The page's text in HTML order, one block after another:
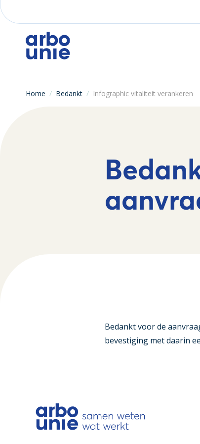
Home / Bedankt / Infographic vitaliteit verankeren
Bedankt voor de
bevestiging met daarin